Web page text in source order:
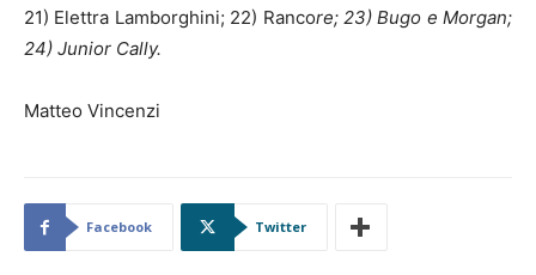
21) Elettra Lamborghini; 22) Rancore; 23) Bugo e Morgan;
24) Junior Cally.
Matteo Vincenzi
Facebook Twitter